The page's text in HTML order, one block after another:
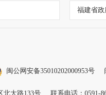
福建省
闽公网安备35010202000953号
北大路133号 联系电话：0591-